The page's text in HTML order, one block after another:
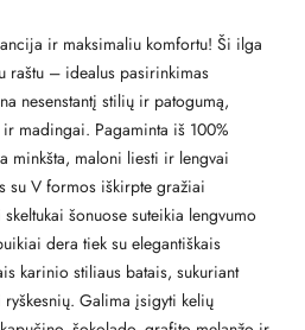
ir maksimaliu komfortu! Ši ilga
raštu – idealus pasirinkimas
nesenstantį stilių ir patogumą,
madingai. Pagaminta iš 100%
minkšta, maloni liesti ir lengvai
su V formos iškirpte gražiai
šonuose suteikia lengvumo
dera tiek su elegantiškais
karinio stiliaus batais, sukuriant
Galima įsigyti kelių